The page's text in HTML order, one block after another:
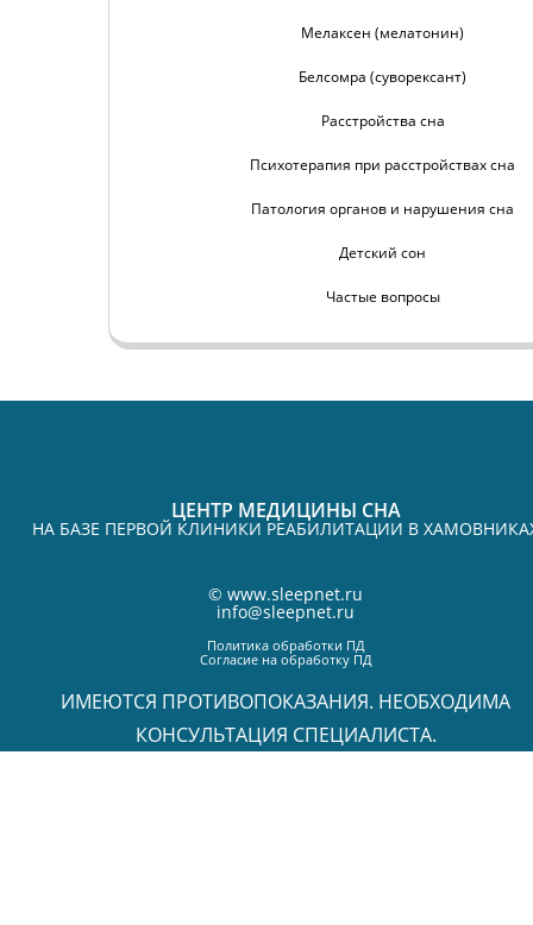
Мелаксен (мелатонин)
Белсомра (суворексант)
Расстройства сна
Психотерапия при расстройствах сна
Патология органов и нарушения сна
Детский сон
Частые вопросы
ЦЕНТР МЕДИЦИНЫ СНА
НА БАЗЕ ПЕРВОЙ КЛИНИКИ РЕАБИЛИТАЦИИ В
© www.sleepnet.ru
info@sleepnet.ru
Политика обработки ПД
Согласие на обработку ПД
ИМЕЮТСЯ ПРОТИВОПОКАЗАНИЯ. НЕОБХОДИМА
КОНСУЛЬТАЦИЯ СПЕЦИАЛИСТА.